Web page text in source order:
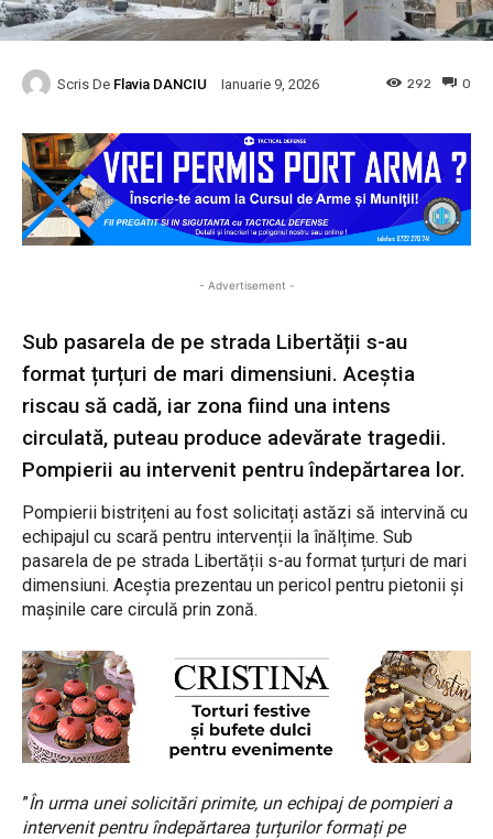
Scris De Flavia DANCIU Ianuarie 9, 2026 0
292
- Advertisement -
Sub pasarela de pe strada Libertății s-au
format țurțuri de mari dimensiuni. Aceștia
riscau să cadă, iar zona fiind una intens
circulată, puteau produce adevărate tragedii.
Pompierii au intervenit pentru îndepărtarea lor.
Pompierii bistrițeni au fost solicitați astăzi să intervină cu
echipajul cu scară pentru intervenții la înălțime. Sub
pasarela de pe strada Libertății s-au format țurțuri de mari
dimensiuni. Aceștia prezentau un pericol pentru pietonii și
mașinile care circulă prin zonă.
”În urma unei solicitări primite, un echipaj de pompieri a
intervenit pentru îndepărtarea țurțurilor formați pe